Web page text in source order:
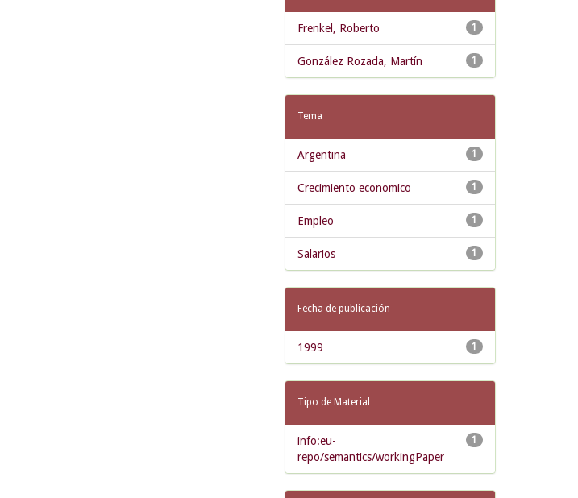
1
Frenkel, Roberto
1
González Rozada, Martín
Tema
1
Argentina
1
Crecimiento economico
1
Empleo
1
Salarios
Fecha de publicación
1
1999
Tipo de Material
1
info:eu-
repo/semantics/workingPaper